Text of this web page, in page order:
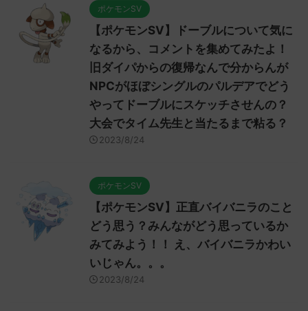
ポケモンSV
【ポケモンSV】ドーブルについて気に
なるから、コメントを集めてみたよ！
旧ダイパからの復帰なんで分からんが
NPCがほぼシングルのパルデアでどう
やってドーブルにスケッチさせんの？
大会でタイム先生と当たるまで粘る？
2023/8/24
ポケモンSV
【ポケモンSV】正直バイバニラのこと
どう思う？みんながどう思っているか
みてみよう！！ え、バイバニラかわい
いじゃん。。。
2023/8/24